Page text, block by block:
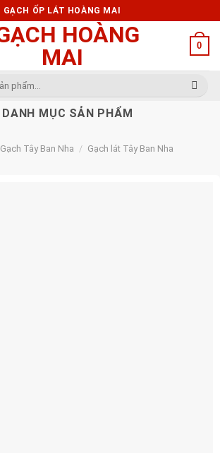
GẠCH ỐP LÁT HOÀNG MAI
0
DANH MỤC SẢN PHẨM
Gạch Tây Ban Nha / Gạch lát Tây Ban Nha